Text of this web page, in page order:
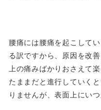
腰痛には腰痛を起こして
る訳ですから、原因を改
上の痛みばかりおさえて
たままだと進行していく
りませんが、表面上にい